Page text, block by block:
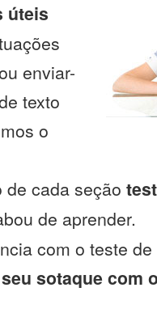
úteis
enviar-
texto
o
cada seção
de aprender.
com o teste
sotaque com